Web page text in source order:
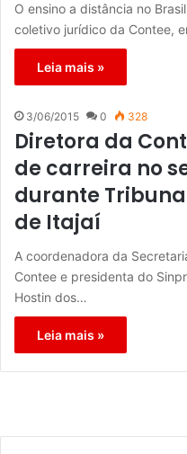
O ensino a distância no
coletivo jurídico da Contee,
Leia mais »
3/06/2015 0 328
Diretora da
de carreira no
durante
de Itajaí
A coordenadora da
Contee e presidenta do
Hostin dos…
Leia mais »